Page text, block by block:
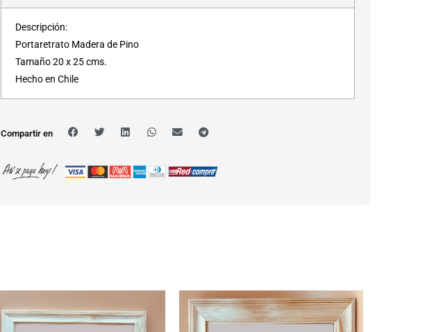
Descripción:
Portaretrato Madera de Pino
Tamaño 20 x 25 cms.
Hecho en Chile
Compartir en